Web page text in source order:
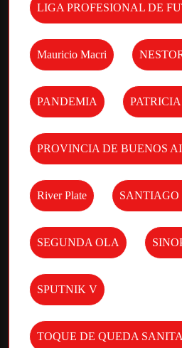
LIGA PROFESIONAL DE
Mauricio Macri
PANDEMIA
PROVINCIA DE BUENOS
River Plate SANTIAGO
SEGUNDA OLA
SPUTNIK V
TOQUE DE QUEDA